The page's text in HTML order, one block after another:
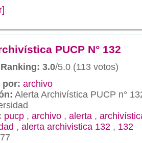
PUCP N° 132
Ranking: 3.0/5.0 (113 votos)
por: archivo
Alerta Archivística PUCP n°
pucp , archivo , alerta ,
, alerta archivistica 132 , 132